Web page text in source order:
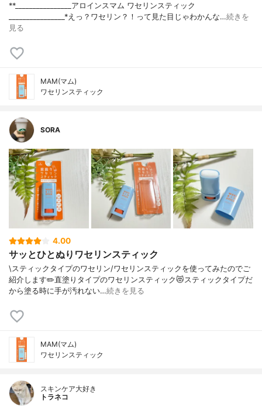
**⁡________________⁡アロインス⁡マム ワセリンスティック
⁡________________⁡⁡⁡⁡*えっ？ワセリン？！って見た目じゃわかんな…続きを
見る
MAM(マム)
ワセリンスティック
SORA
4.00
サッとひとぬりワセリンスティック
\スティックタイプのワセリン/⁡ワセリンスティックを使ってみたのでご
紹介します✏️⁡直塗りタイプのワセリンスティック😻スティックタイプだ
から塗る時に手が汚れない…続きを見る
MAM(マム)
ワセリンスティック
スキンケア大好き
トラネコ